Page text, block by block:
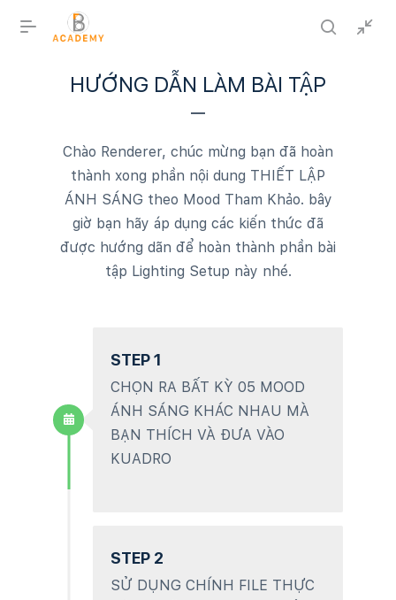
HƯỚNG DẪN LÀM BÀI TẬP
Chào Renderer, chúc mừng bạn đã hoàn
thành xong phần nội dung THIẾT LẬP
ÁNH SÁNG theo Mood Tham Khảo. bây
giờ bạn hãy áp dụng các kiến thức đã
được hướng dãn để hoàn thành phần bài
tập Lighting Setup này nhé.
STEP 1
CHỌN RA BẤT KỲ 05 MOOD
ÁNH SÁNG KHÁC NHAU MÀ
BẠN THÍCH VÀ ĐƯA VÀO
KUADRO
STEP 2
SỬ DỤNG CHÍNH FILE THỰC